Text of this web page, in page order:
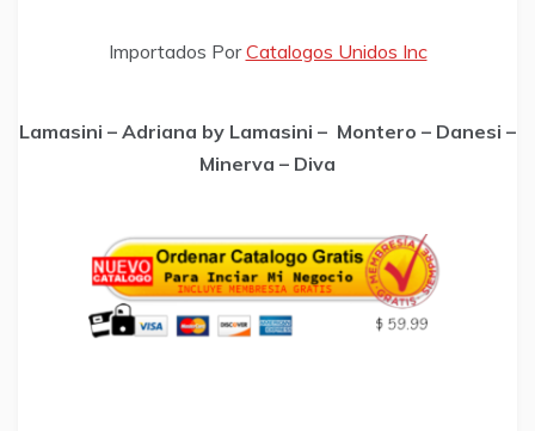
Importados PorCatalogos Unidos Inc
Lamasini – Adriana by Lamasini – Montero – Danesi –
Minerva – Diva